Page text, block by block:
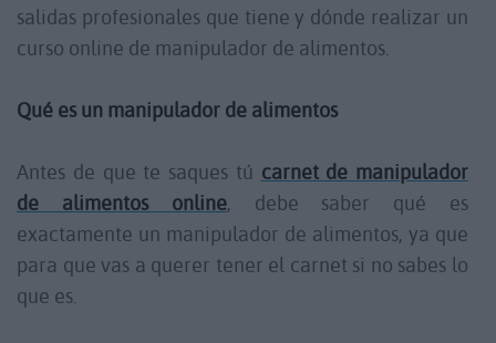
salidas profesionales que tiene y dónde realizar un
curso online de manipulador de alimentos.
Qué es un manipulador de alimentos
Antes de que te saques tú carnet de manipulador
de alimentos online, debe saber qué es
exactamente un manipulador de alimentos, ya que
para que vas a querer tener el carnet si no sabes lo
que es.